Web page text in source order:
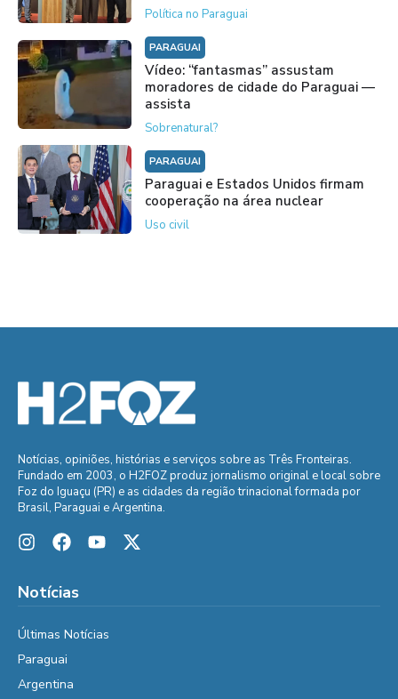
Política no Paraguai
PARAGUAI
Vídeo: “fantasmas” assustam
moradores de cidade do Paraguai —
assista
Sobrenatural?
PARAGUAI
Paraguai e Estados Unidos firmam
cooperação na área nuclear
Uso civil
Notícias, opiniões, histórias e serviços sobre as Três Fronteiras.
Fundado em 2003, o H2FOZ produz jornalismo original e local sobre
Foz do Iguaçu (PR) e as cidades da região trinacional formada por
Brasil, Paraguai e Argentina.
Notícias
Últimas Notícias
Paraguai
Argentina